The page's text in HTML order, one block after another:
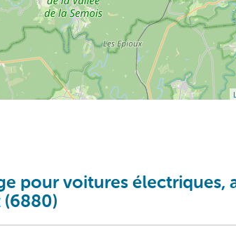
pour voitures électriques,
(6880)